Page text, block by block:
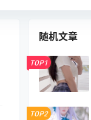
随机文章
TOP1
TOP2